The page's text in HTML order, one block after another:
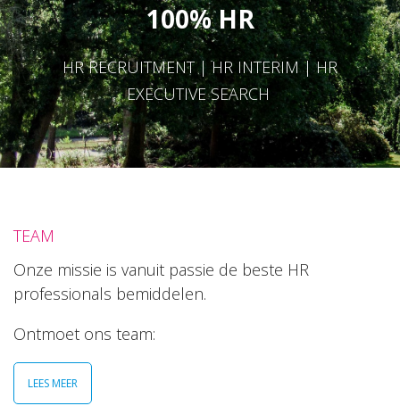
100% HR
HR RECRUITMENT | HR INTERIM | HR
EXECUTIVE SEARCH
TEAM
Onze missie is vanuit passie de beste HR
professionals bemiddelen.
Ontmoet ons team:
LEES MEER